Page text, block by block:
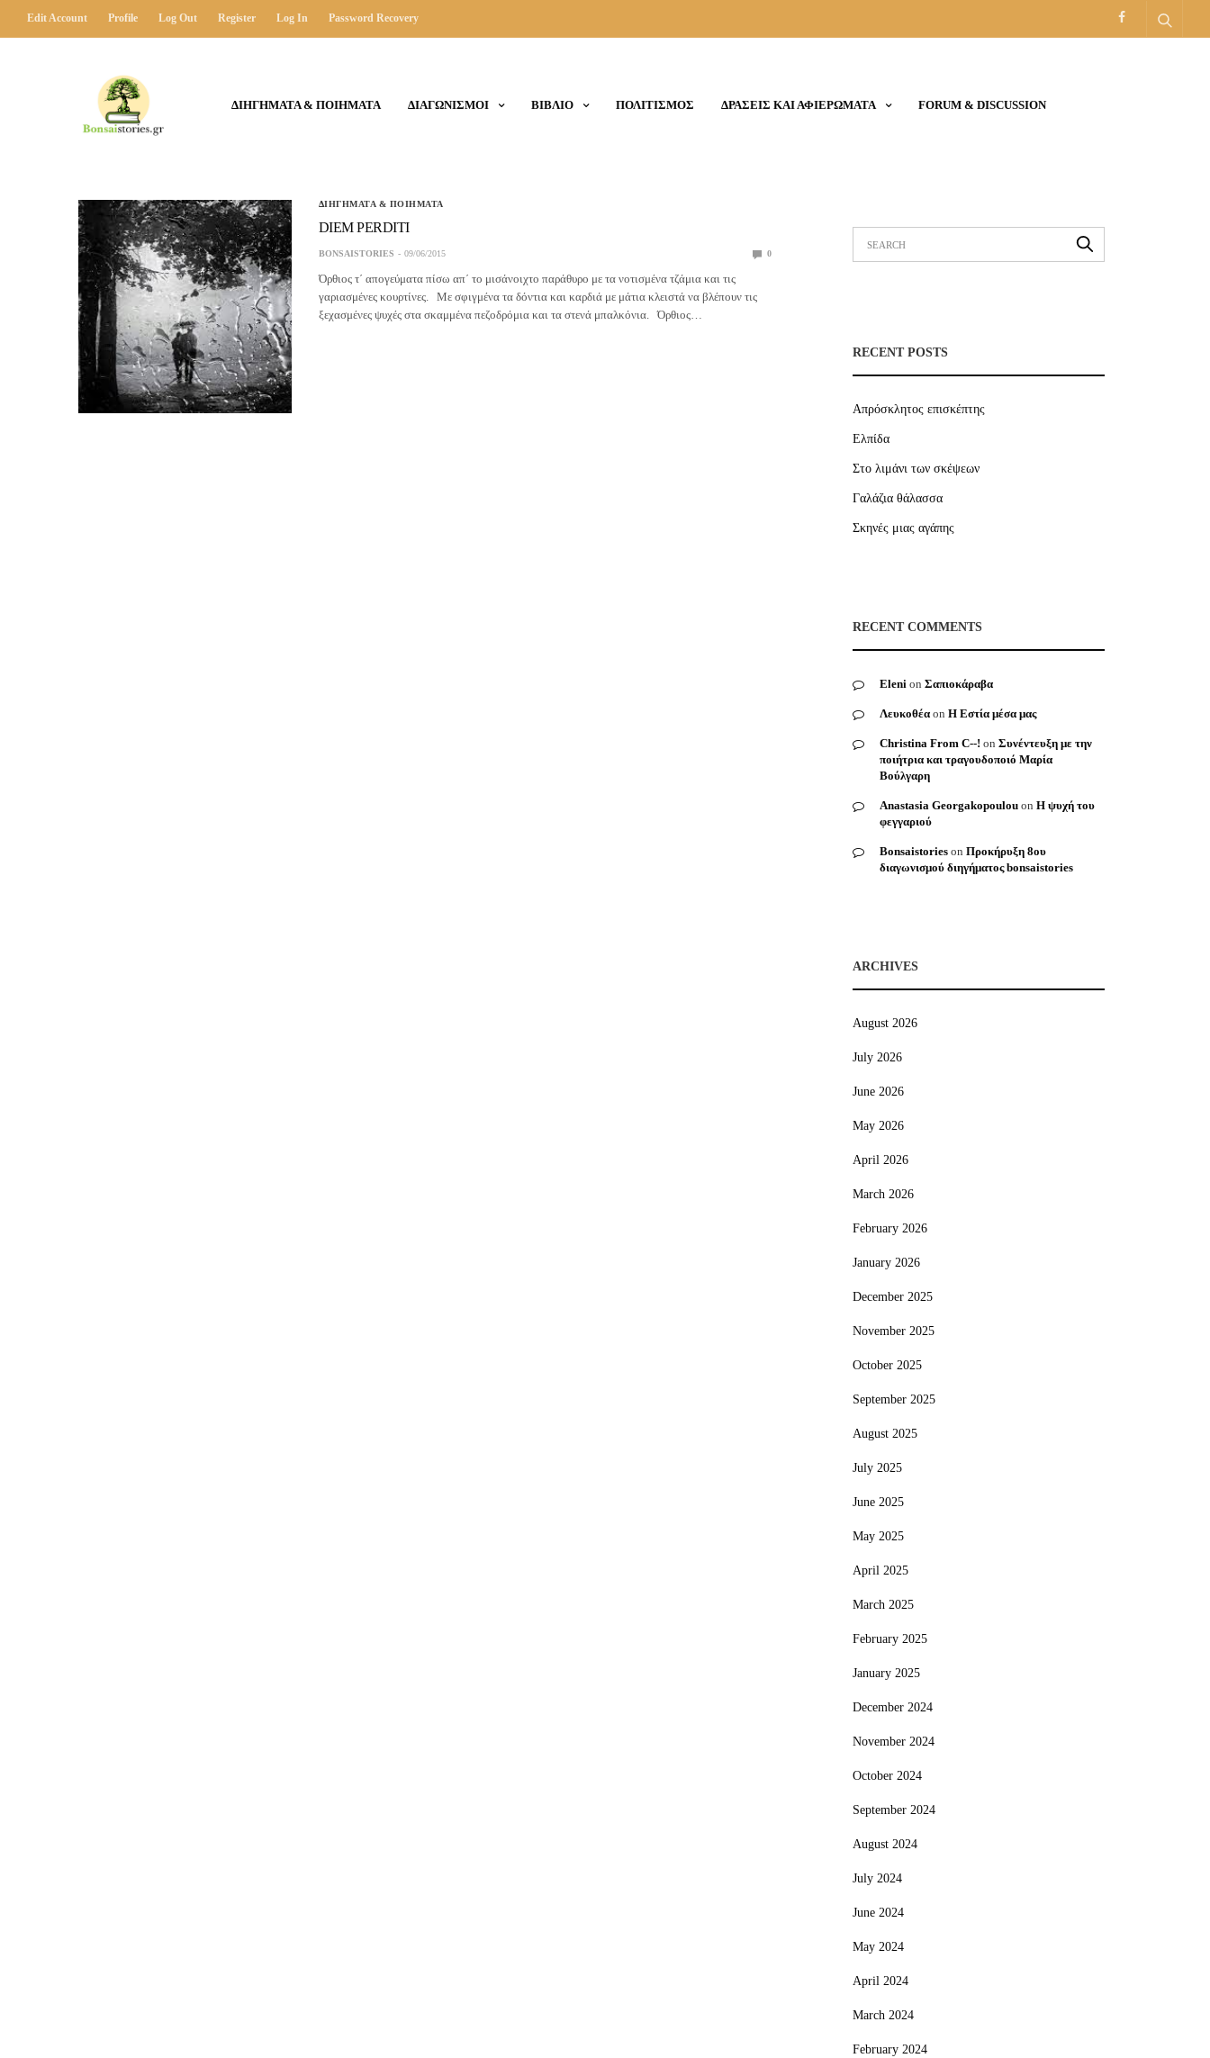
Edit Account Profile Log Out Register Log In Password Recovery
ΔΙΗΓΗΜΑΤΑ & ΠΟΙΗΜΑΤΑ ΔΙΑΓΩΝΙΣΜΟΙ ΒΙΒΛΙΟ ΠΟΛΙΤΙΣΜΟΣ ΔΡΑΣΕΙΣ ΚΑΙ ΑΦΙΕΡΩΜΑΤΑ FORUM & DISCUSSION
ΔΙΗΓΗΜΑΤΑ & ΠΟΙΗΜΑΤΑ
DIEM PERDITI
BONSAISTORIES 09/06/2015 0
Όρθιος τ΄ απογεύματα πίσω απ΄ το μισάνοιχτο παράθυρο με τα νοτισμένα τζάμια και τις
γαριασμένες κουρτίνες. Με σφιγμένα τα δόντια και καρδιά με μάτια κλειστά να βλέπουν τις
ξεχασμένες ψυχές στα σκαμμένα πεζοδρόμια και τα στενά μπαλκόνια. Όρθιος…
RECENT POSTS
Απρόσκλητος επισκέπτης
Ελπίδα
Στο λιμάνι των σκέψεων
Γαλάζια θάλασσα
Σκηνές μιας αγάπης
RECENT COMMENTS
Eleni on Σαπιοκάραβα
Λευκοθέα on Η Εστία μέσα μας
Christina From C--! on Συνέντευξη με την
ποιήτρια και τραγουδοποιό Μαρία
Βούλγαρη
Anastasia Georgakopoulou on Η ψυχή του
φεγγαριού
Bonsaistories on Προκήρυξη 8ου
διαγωνισμού διηγήματος bonsaistories
ARCHIVES
August 2026
July 2026
June 2026
May 2026
April 2026
March 2026
February 2026
January 2026
December 2025
November 2025
October 2025
September 2025
August 2025
July 2025
June 2025
May 2025
April 2025
March 2025
February 2025
January 2025
December 2024
November 2024
October 2024
September 2024
August 2024
July 2024
June 2024
May 2024
April 2024
March 2024
February 2024